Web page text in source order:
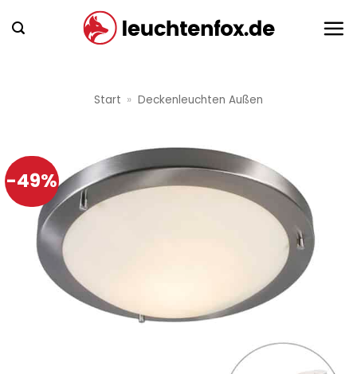
Inhalt
Start » Deckenleuchten Außen
-49%